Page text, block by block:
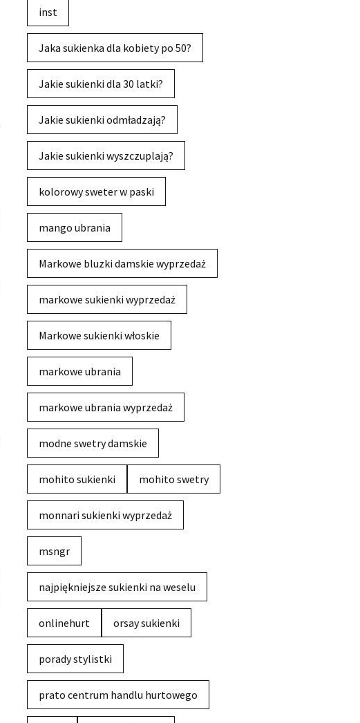
inst
Jaka sukienka dla kobiety po 50?
Jakie sukienki dla 30 latki?
Jakie sukienki odmładzają?
Jakie sukienki wyszczuplają?
kolorowy sweter w paski
mango ubrania
Markowe bluzki damskie wyprzedaż
markowe sukienki wyprzedaż
Markowe sukienki włoskie
markowe ubrania
markowe ubrania wyprzedaż
modne swetry damskie
mohito sukienki mohito swetry
monnari sukienki wyprzedaż
msngr
najpiękniejsze sukienki na weselu
onlinehurt orsay sukienki
porady stylistki
prato centrum handlu hurtowego